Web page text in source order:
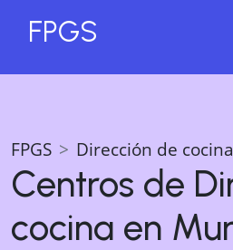
FPGS
FPGS Dirección de cocina
Centros de
cocina en